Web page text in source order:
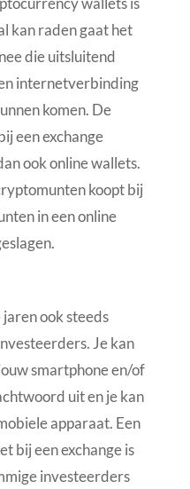
kan raden gaat het
die uitsluitend
internetverbinding
komen. De
een exchange
ook online wallets.
koopt bij
in een online
ook steeds
Je kan
smartphone en/of
uit en je kan
apparaat. Een
bij een exchange is
investeerders